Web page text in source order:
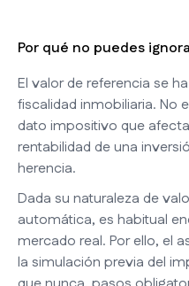
Por qué no puedes
El valor de referencia se
fiscalidad inmobiliaria. No
dato impositivo que
rentabilidad de una
herencia.
Dada su naturaleza de
automática, es habitual
mercado real. Por ello, el
la simulación previa del